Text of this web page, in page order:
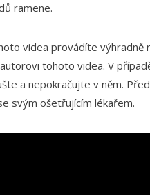
ramene.
videa provádíte výhradně
tohoto videa. V
a nepokračujte v něm.
svým ošetřujícím lékařem.